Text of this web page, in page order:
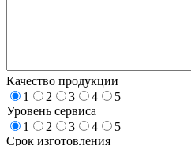
Качество продукции
1
2 3 4
5
Уровень сервиса
1
2 3 4
5
Срок изготовления